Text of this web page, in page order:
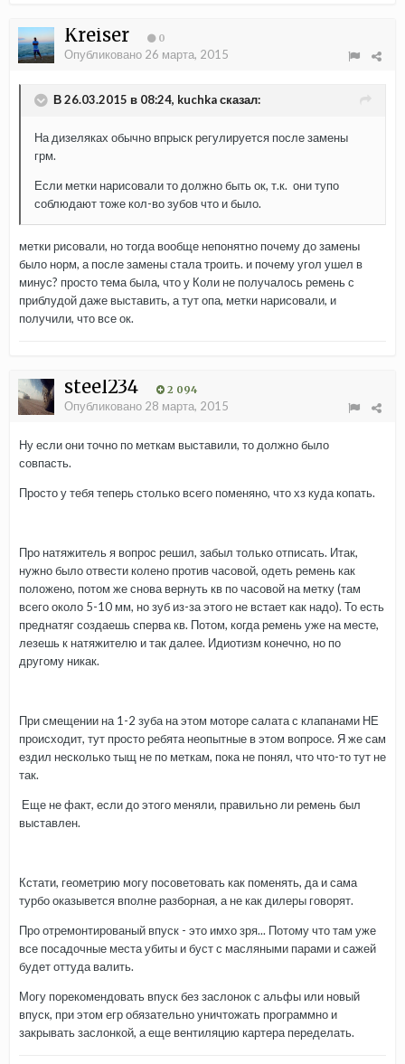
Kreiser 0
Опубликовано 26 марта, 2015
В 26.03.2015 в 08:24, kuchka сказал:
На дизеляках обычно впрыск регулируется после замены
грм.
Если метки нарисовали то должно быть ок, т.к. они тупо
соблюдают тоже кол-во зубов что и было.
метки рисовали, но тогда вообще непонятно почему до замены
было норм, а после замены стала троить. и почему угол ушел в
минус? просто тема была, что у Коли не получалось ремень с
приблудой даже выставить, а тут опа, метки нарисовали, и
получили, что все ок.
steel234 2 094
Опубликовано 28 марта, 2015
Ну если они точно по меткам выставили, то должно было
совпасть.
Просто у тебя теперь столько всего поменяно, что хз куда копать.
Про натяжитель я вопрос решил, забыл только отписать. Итак,
нужно было отвести колено против часовой, одеть ремень как
положено, потом же снова вернуть кв по часовой на метку (там
всего около 5-10 мм, но зуб из-за этого не встает как надо). То есть
преднатяг создаешь сперва кв. Потом, когда ремень уже на месте,
лезешь к натяжителю и так далее. Идиотизм конечно, но по
другому никак.
При смещении на 1-2 зуба на этом моторе салата с клапанами НЕ
происходит, тут просто ребята неопытные в этом вопросе. Я же сам
ездил несколько тыщ не по меткам, пока не понял, что что-то тут не
так.
Еще не факт, если до этого меняли, правильно ли ремень был
выставлен.
Кстати, геометрию могу посоветовать как поменять, да и сама
турбо оказывется вполне разборная, а не как дилеры говорят.
Про отремонтированый впуск - это имхо зря... Потому что там уже
все посадочные места убиты и буст с масляными парами и сажей
будет оттуда валить.
Могу порекомендовать впуск без заслонок с альфы или новый
впуск, при этом егр обязательно уничтожать программно и
закрывать заслонкой, а еще вентиляцию картера переделать.